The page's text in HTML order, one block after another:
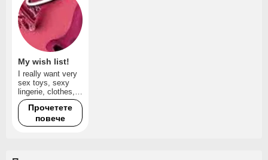
My wish list!
I really want very
sex toys, sexy
lingerie, clothes,
money, cellphone,
my house!
Прочетете
повече